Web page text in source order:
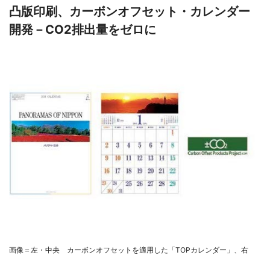
凸版印刷、カーボンオフセット・カレンダー
開発－CO2排出量をゼロに
画像＝左・中央 カーボンオフセットを適用した「TOPカレンダー」、右